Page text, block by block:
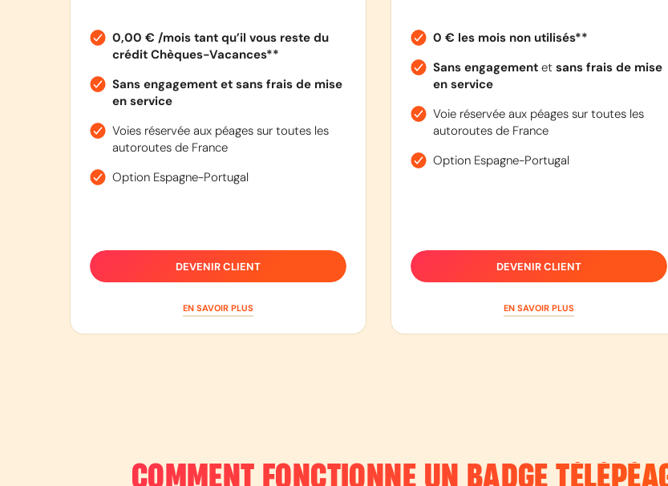
0,00 € /mois tant qu’il vous reste du
crédit Chèques-Vacances**
Sans engagement et sans frais de mise
en service
Voies réservée aux péages sur toutes les
autoroutes de France
Option Espagne-Portugal
DEVENIR CLIENT
EN SAVOIR PLUS
0 € les mois non utilisés**
Sans engagementet sans frais de mise
en service
Voie réservée aux péages sur toutes les
autoroutes de France
Option Espagne-Portugal
DEVENIR CLIENT
EN SAVOIR PLUS
COMMENT FONCTIONNE UN BADGE